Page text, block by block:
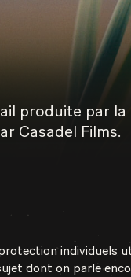
produite par la
Casadel Films.
individuels
dont on parle